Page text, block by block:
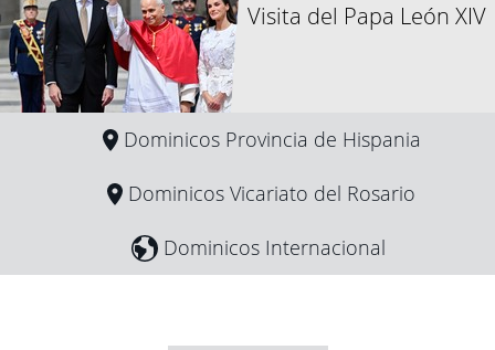
Visita del Papa León XIV
Dominicos Provincia de Hispania
Dominicos Vicariato del Rosario
Dominicos Internacional